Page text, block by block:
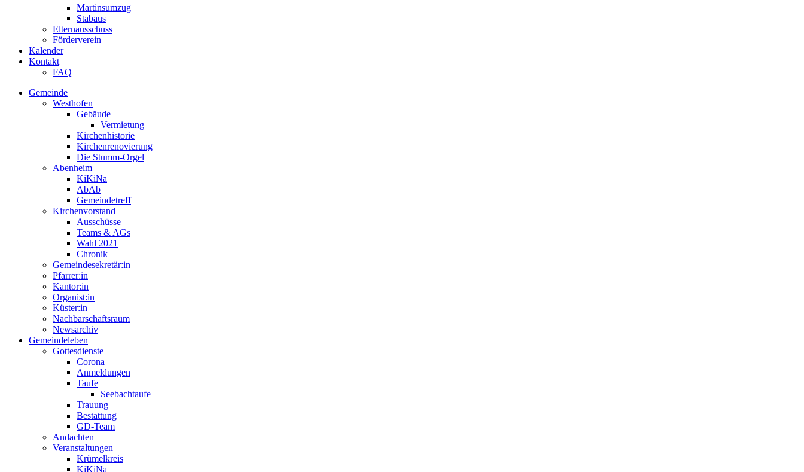
Martinsumzug
Stabaus
Elternausschuss
Förderverein
Kalender
Kontakt
FAQ
Gemeinde
Westhofen
Gebäude
Vermietung
Kirchenhistorie
Kirchenrenovierung
Die Stumm-Orgel
Abenheim
KiKiNa
AbAb
Gemeindetreff
Kirchenvorstand
Ausschüsse
Teams & AGs
Wahl 2021
Chronik
Gemeindesekretär:in
Pfarrer:in
Kantor:in
Organist:in
Küster:in
Nachbarschaftsraum
Newsarchiv
Gemeindeleben
Gottesdienste
Corona
Anmeldungen
Taufe
Seebachtaufe
Trauung
Bestattung
GD-Team
Andachten
Veranstaltungen
Krümelkreis
KiKiNa